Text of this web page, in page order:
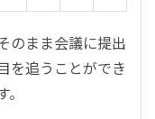
のまま会議に提出
を追うことができ